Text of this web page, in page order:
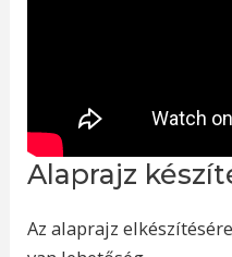
Alaprajz
Az alaprajz